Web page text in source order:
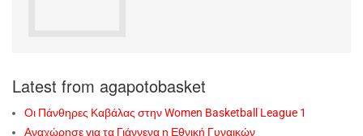
Latest from agapotobasket
Οι Πάνθηρες Καβάλας στην Women Basketball League 1
Αναχώρησε για τα Γιάννενα η Εθνική Γυναικών